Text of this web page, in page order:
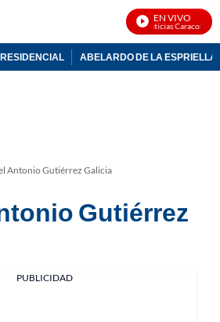
EN VIVO
Noticias Caracol En
ABELARDO DE LA ESPRIELLA
Antonio Gutiérrez Galicia
Gutiérrez
PUBLICIDAD